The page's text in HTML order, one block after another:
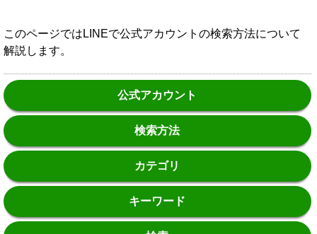
このページではLINEで公式アカウントの検索方法について
解説します。
公式アカウント
検索方法
カテゴリ
キーワード